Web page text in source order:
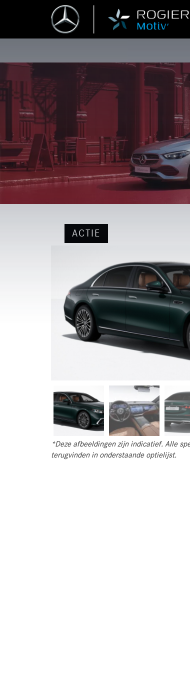
ACTIE
*Deze afbeeldingen zijn indicatief. Alle
terugvinden in onderstaande optielijst.